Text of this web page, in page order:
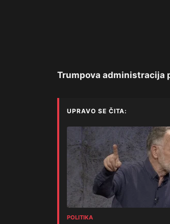
Trumpova administracija
UPRAVO SE ČITA:
POLITIKA